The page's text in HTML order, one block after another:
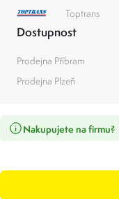
Toptrans
Dostupnost
Prodejna Příbram
Prodejna Plzeň
Nakupujete na firmu?